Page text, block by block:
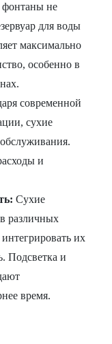
не
для воды
максимально
особенно в
современной
сухие
и
Сухие
различных
их
Подсветка и
время.